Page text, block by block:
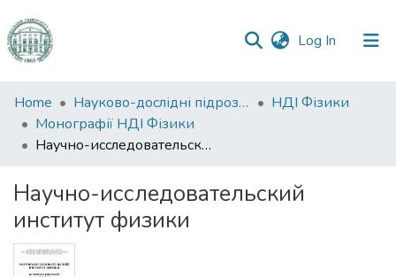
Log In (current)
Communities
&
Collections
Statistics
Home Науково-дослідні підрозділи
НДІ Фізики
Монографії НДІ Фізики
Научно-исследовательский институт физики
Научно-исследовательский
институт физики